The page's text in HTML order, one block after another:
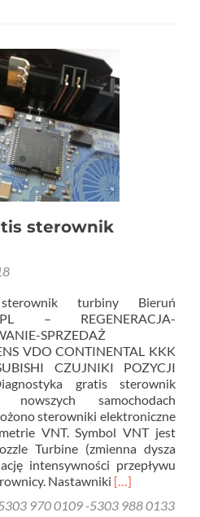
sterownik
turbiny Bieruń
– REGENERACJA-
SPRZEDAŻ
VDO CONTINENTAL KKK
CZUJNIKI POZYCJI
gratis sterownik
samochodach
sterowniki elektroniczne
VNT. Symbol VNT jest
Turbine (zmienna dysza
intensywności przepływu
Nastawniki Read
about
[…]
970 0109 -5303 988 0133